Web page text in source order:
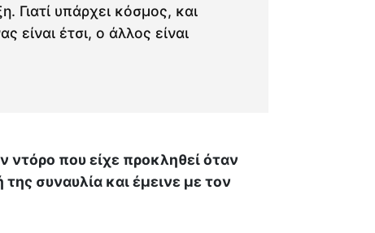
Γιατί υπάρχει κόσμος, και
έτσι, ο άλλος είναι
που είχε προκληθεί όταν
συναυλία και έμεινε με τον